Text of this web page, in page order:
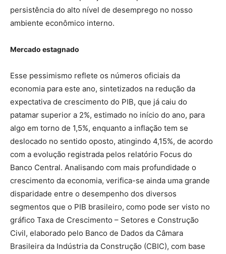
persistência do alto nível de desemprego no nosso
ambiente econômico interno.
Mercado estagnado
Esse pessimismo reflete os números oficiais da
economia para este ano, sintetizados na redução da
expectativa de crescimento do PIB, que já caiu do
patamar superior a 2%, estimado no início do ano, para
algo em torno de 1,5%, enquanto a inflação tem se
deslocado no sentido oposto, atingindo 4,15%, de acordo
com a evolução registrada pelos relatório Focus do
Banco Central. Analisando com mais profundidade o
crescimento da economia, verifica-se ainda uma grande
disparidade entre o desempenho dos diversos
segmentos que o PIB brasileiro, como pode ser visto no
gráfico Taxa de Crescimento – Setores e Construção
Civil, elaborado pelo Banco de Dados da Câmara
Brasileira da Indústria da Construção (CBIC), com base